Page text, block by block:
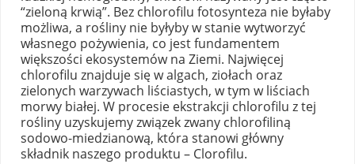
“zieloną krwią”. Bez chlorofilu fotosynteza nie byłaby
możliwa, a rośliny nie byłyby w stanie wytworzyć
własnego pożywienia, co jest fundamentem
większości ekosystemów na Ziemi. Najwięcej
chlorofilu znajduje się w algach, ziołach oraz
zielonych warzywach liściastych, w tym w liściach
morwy białej. W procesie ekstrakcji chlorofilu z tej
rośliny uzyskujemy związek zwany chlorofiliną
sodowo-miedzianową, która stanowi główny
składnik naszego produktu – Clorofilu.